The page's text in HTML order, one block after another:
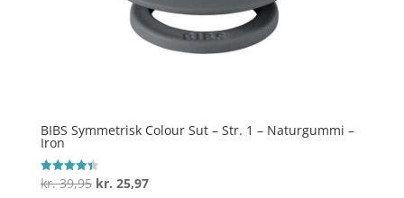
BIBS Symmetrisk Colour Sut – Str. 1 – Naturgummi –
Iron
Vurderet
4.4
kr.39,95 Den
kr. 25,97Den